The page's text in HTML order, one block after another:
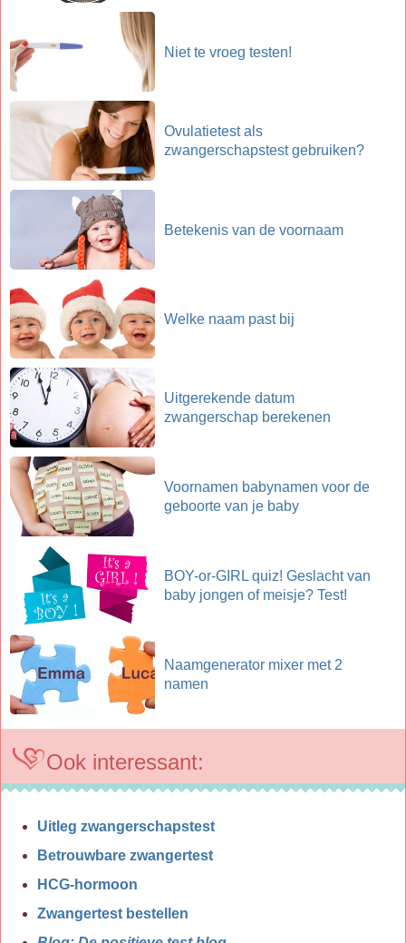
Niet te vroeg testen!
Ovulatietest als
zwangerschapstest gebruiken?
Betekenis van de voornaam
Welke naam past bij
Uitgerekende datum
zwangerschap berekenen
Voornamen babynamen voor de
geboorte van je baby
BOY-or-GIRL quiz! Geslacht van
baby jongen of meisje? Test!
Naamgenerator mixer met 2
namen
Ook interessant:
Uitleg zwangerschapstest
Betrouwbare zwangertest
HCG-hormoon
Zwangertest bestellen